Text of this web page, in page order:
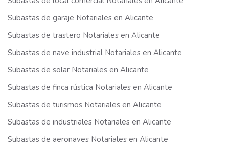
Subastas de garaje Notariales en Alicante
Subastas de trastero Notariales en Alicante
Subastas de nave industrial Notariales en Alicante
Subastas de solar Notariales en Alicante
Subastas de finca rústica Notariales en Alicante
Subastas de turismos Notariales en Alicante
Subastas de industriales Notariales en Alicante
Subastas de aeronaves Notariales en Alicante